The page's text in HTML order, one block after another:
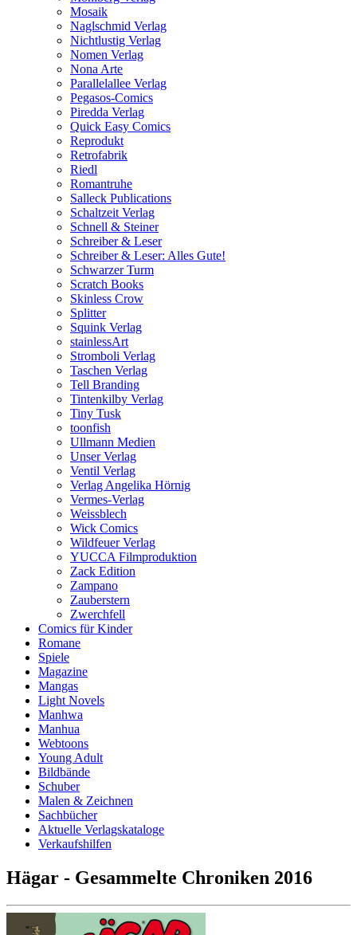
Mosaik
Naglschmid Verlag
Nichtlustig Verlag
Nomen Verlag
Nona Arte
Parallelallee Verlag
Pegasos-Comics
Piredda Verlag
Quick Easy Comics
Reprodukt
Retrofabrik
Riedl
Romantruhe
Salleck Publications
Schaltzeit Verlag
Schnell & Steiner
Schreiber & Leser
Schreiber & Leser: Alles Gute!
Schwarzer Turm
Scratch Books
Skinless Crow
Splitter
Squink Verlag
stainlessArt
Stromboli Verlag
Taschen Verlag
Tell Branding
Tintenkilby Verlag
Tiny Tusk
toonfish
Ullmann Medien
Unser Verlag
Ventil Verlag
Verlag Angelika Hörnig
Vermes-Verlag
Weissblech
Wick Comics
Wildfeuer Verlag
YUCCA Filmproduktion
Zack Edition
Zampano
Zauberstern
Zwerchfell
Comics für Kinder
Romane
Spiele
Magazine
Mangas
Light Novels
Manhwa
Manhua
Webtoons
Young Adult
Bildbände
Schuber
Malen & Zeichnen
Sachbücher
Aktuelle Verlagskataloge
Verkaufshilfen
Hägar - Gesammelte Chroniken 2016